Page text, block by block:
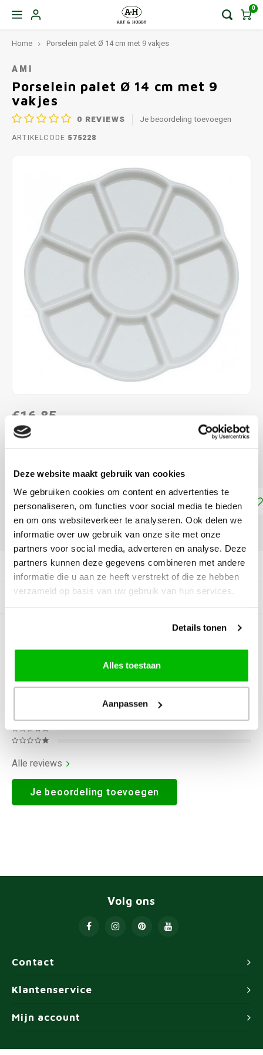
Deze website maakt gebruik van cookies
We gebruiken cookies om content en advertenties te
personaliseren, om functies voor social media te bieden
en om ons websiteverkeer te analyseren. Ook delen we
informatie over uw gebruik van onze site met onze
partners voor social media, adverteren en analyse. Deze
partners kunnen deze gegevens combineren met andere
informatie die u aan ze heeft verstrekt of die ze hebben
verzameld op basis van uw gebruik van hun services.
Details tonen
Alles toestaan
Aanpassen
0
Home Porselein palet Ø 14 cm met 9 vakjes
AMI
Porselein palet Ø 14 cm met 9
vakjes
0 REVIEWS Je beoordeling toevoegen
ARTIKELCODE 575228
€16,85
NIET LEVERBAAR
Mengpalet voor verf Lees meer
Toevoegen aan winkelwagen
DELEN:
Productomschrijving
Gerelateerde producten
BEOORDELINGEN
Alle reviews
Je beoordeling toevoegen
Contact
Volg ons
Klantenservice
Mijn account